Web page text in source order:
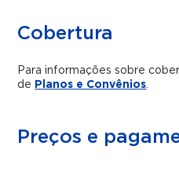
Cobertura
Para informações sobre
de Planos e Convênios
Preços e